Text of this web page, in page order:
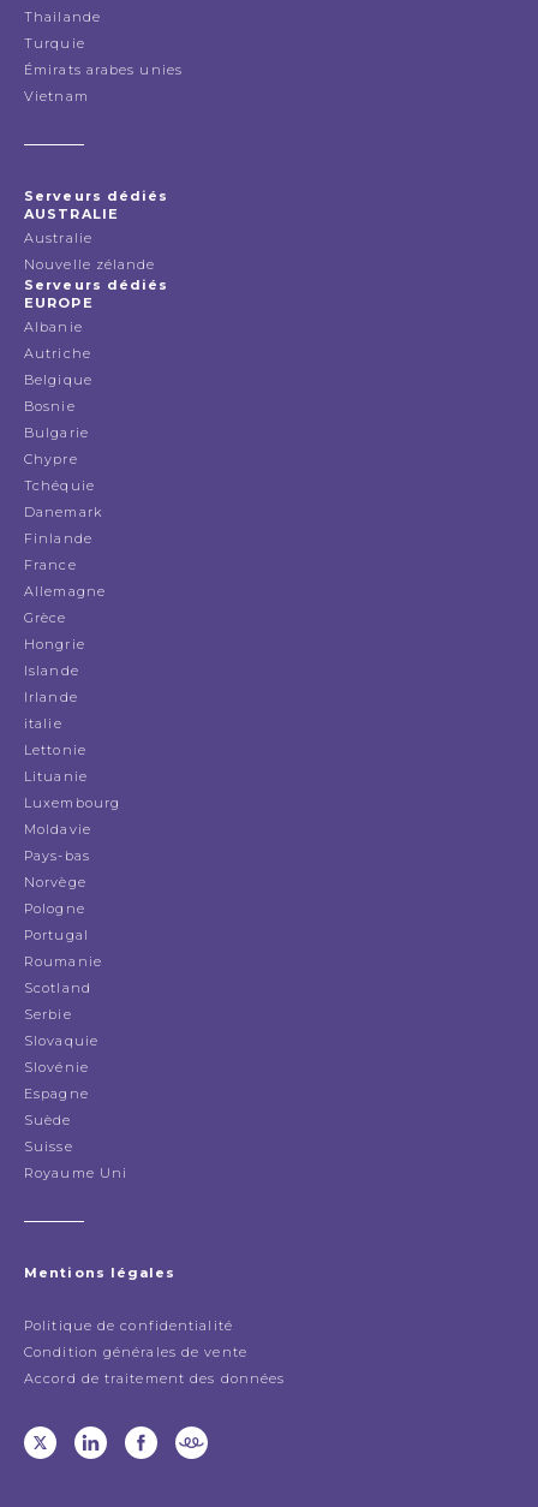
Thailande
Turquie
Émirats arabes unies
Vietnam
Serveurs dédiés
AUSTRALIE
Australie
Nouvelle zélande
Serveurs dédiés
EUROPE
Albanie
Autriche
Belgique
Bosnie
Bulgarie
Chypre
Tchéquie
Danemark
Finlande
France
Allemagne
Grèce
Hongrie
Islande
Irlande
italie
Lettonie
Lituanie
Luxembourg
Moldavie
Pays-bas
Norvège
Pologne
Portugal
Roumanie
Scotland
Serbie
Slovaquie
Slovénie
Espagne
Suède
Suisse
Royaume Uni
Mentions légales
Politique de confidentialité
Condition générales de vente
Accord de traitement des données